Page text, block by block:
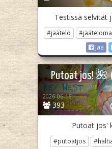
Testissä selvität
#jäätelö
Jaa
Putoat jos! 🌺
393
2026-06-16
'Putoat jos'
#putoatjos